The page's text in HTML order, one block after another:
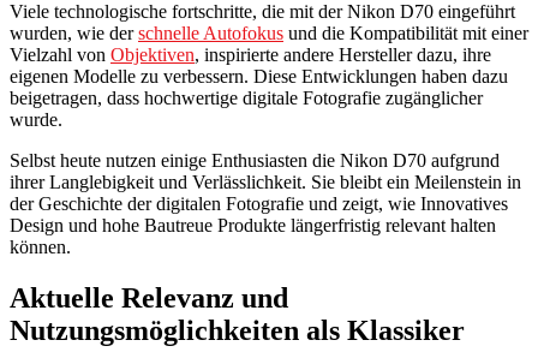
Viele technologische fortschritte, die mit der Nikon D70 eingeführt
wurden, wie derschnelle Autofokus und die Kompatibilität mit einer
Vielzahl von Objektiven, inspirierte andere Hersteller dazu, ihre
eigenen Modelle zu verbessern. Diese Entwicklungen haben dazu
beigetragen, dass hochwertige digitale Fotografie zugänglicher
wurde.
Selbst heute nutzen einige Enthusiasten die Nikon D70 aufgrund
ihrer Langlebigkeit und Verlässlichkeit. Sie bleibt ein Meilenstein in
der Geschichte der digitalen Fotografie und zeigt, wie Innovatives
Design und hohe Bautreue Produkte längerfristig relevant halten
können.
Aktuelle Relevanz und
Nutzungsmöglichkeiten als Klassiker